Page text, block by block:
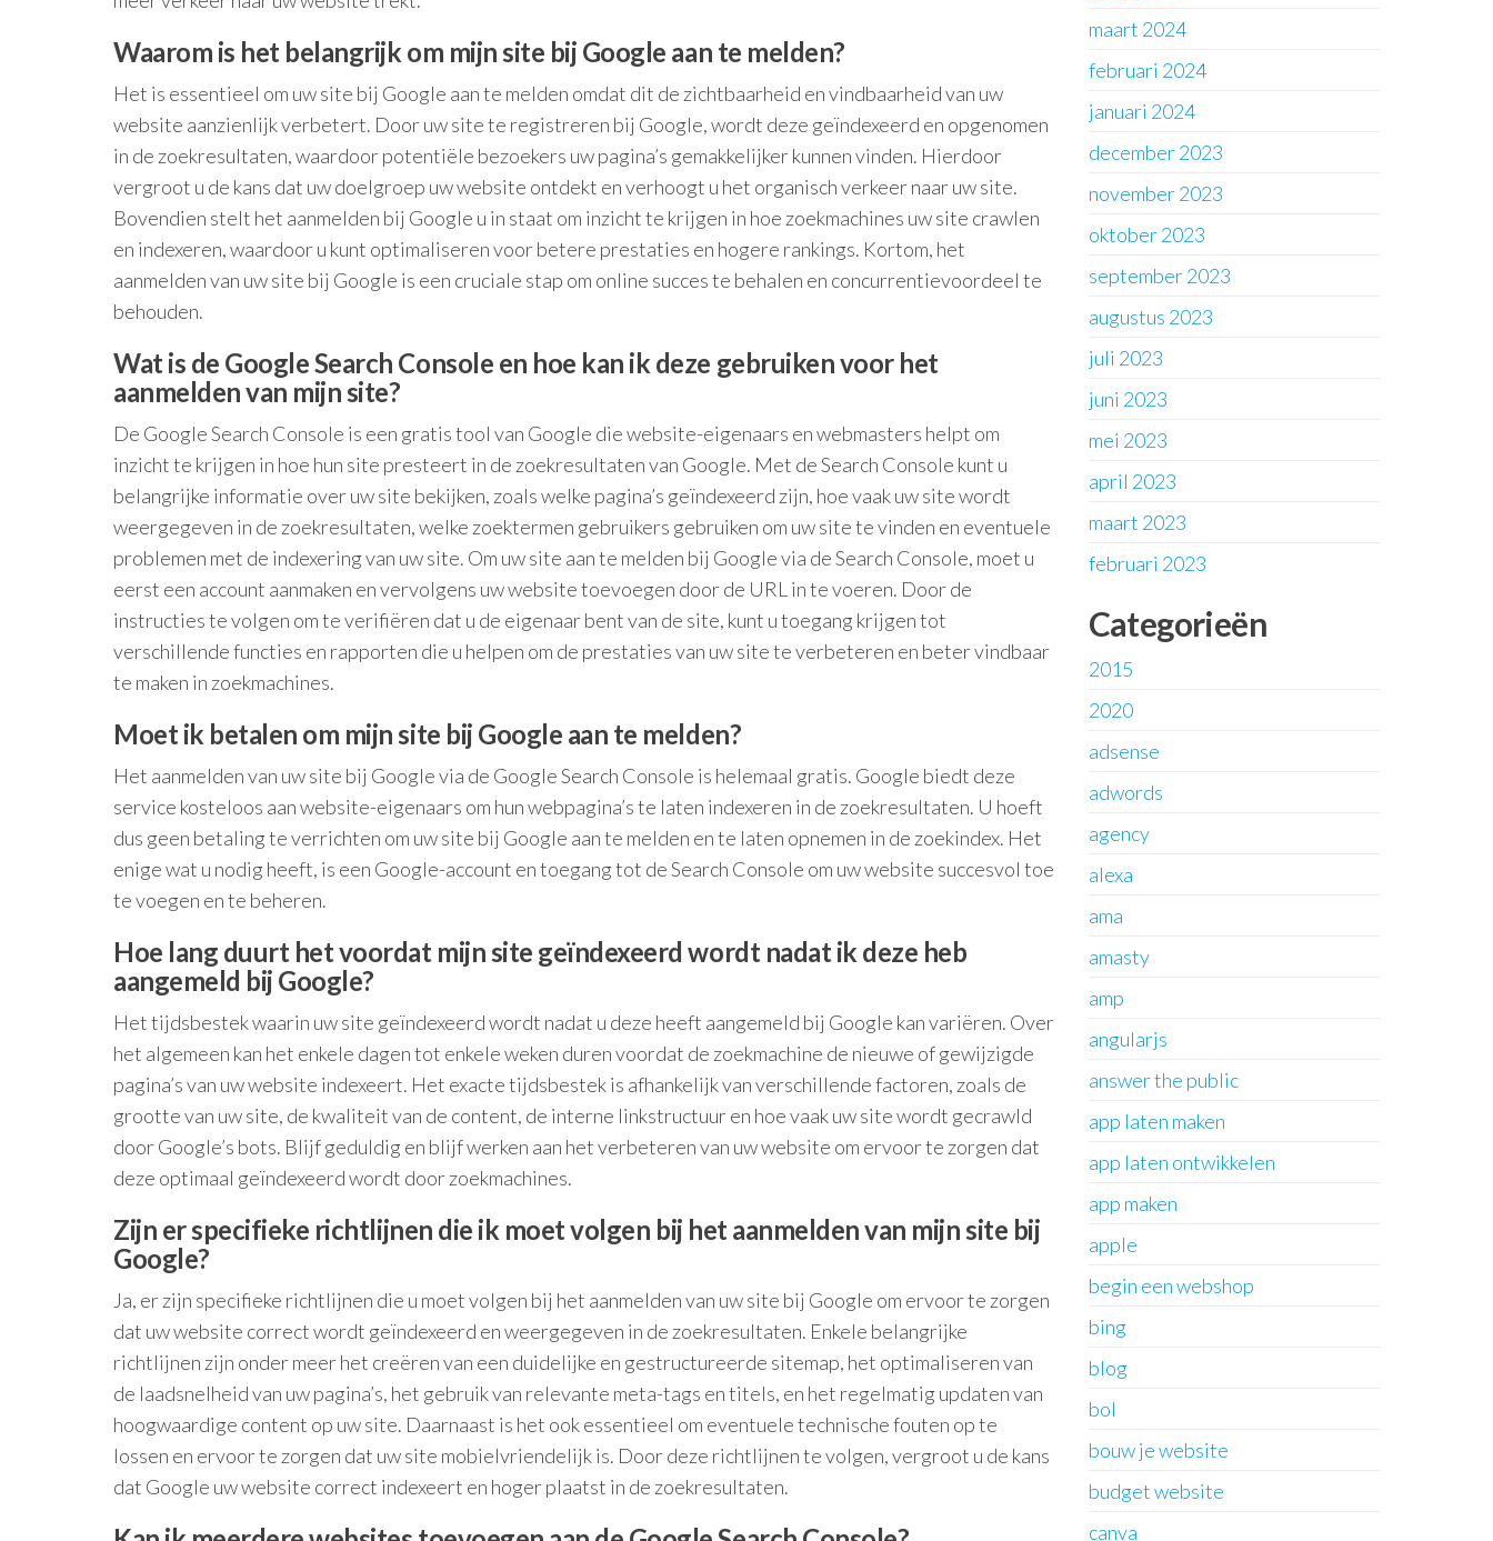
Waarom is het belangrijk om mijn site bij Google aan te melden?
Het is essentieel om uw site bij Google aan te melden omdat dit de zichtbaarheid en vindbaarheid van uw
website aanzienlijk verbetert. Door uw site te registreren bij Google, wordt deze geïndexeerd en opgenomen
in de zoekresultaten, waardoor potentiële bezoekers uw pagina’s gemakkelijker kunnen vinden. Hierdoor
vergroot u de kans dat uw doelgroep uw website ontdekt en verhoogt u het organisch verkeer naar uw site.
Bovendien stelt het aanmelden bij Google u in staat om inzicht te krijgen in hoe zoekmachines uw site crawlen
en indexeren, waardoor u kunt optimaliseren voor betere prestaties en hogere rankings. Kortom, het
aanmelden van uw site bij Google is een cruciale stap om online succes te behalen en concurrentievoordeel te
behouden.
Wat is de Google Search Console en hoe kan ik deze gebruiken voor het
aanmelden van mijn site?
De Google Search Console is een gratis tool van Google die website-eigenaars en webmasters helpt om
inzicht te krijgen in hoe hun site presteert in de zoekresultaten van Google. Met de Search Console kunt u
belangrijke informatie over uw site bekijken, zoals welke pagina’s geïndexeerd zijn, hoe vaak uw site wordt
weergegeven in de zoekresultaten, welke zoektermen gebruikers gebruiken om uw site te vinden en eventuele
problemen met de indexering van uw site. Om uw site aan te melden bij Google via de Search Console, moet u
eerst een account aanmaken en vervolgens uw website toevoegen door de URL in te voeren. Door de
instructies te volgen om te verifiëren dat u de eigenaar bent van de site, kunt u toegang krijgen tot
verschillende functies en rapporten die u helpen om de prestaties van uw site te verbeteren en beter vindbaar
te maken in zoekmachines.
Moet ik betalen om mijn site bij Google aan te melden?
Het aanmelden van uw site bij Google via de Google Search Console is helemaal gratis. Google biedt deze
service kosteloos aan website-eigenaars om hun webpagina’s te laten indexeren in de zoekresultaten. U hoeft
dus geen betaling te verrichten om uw site bij Google aan te melden en te laten opnemen in de zoekindex. Het
enige wat u nodig heeft, is een Google-account en toegang tot de Search Console om uw website succesvol toe
te voegen en te beheren.
Hoe lang duurt het voordat mijn site geïndexeerd wordt nadat ik deze heb
aangemeld bij Google?
Het tijdsbestek waarin uw site geïndexeerd wordt nadat u deze heeft aangemeld bij Google kan variëren. Over
het algemeen kan het enkele dagen tot enkele weken duren voordat de zoekmachine de nieuwe of gewijzigde
pagina’s van uw website indexeert. Het exacte tijdsbestek is afhankelijk van verschillende factoren, zoals de
grootte van uw site, de kwaliteit van de content, de interne linkstructuur en hoe vaak uw site wordt gecrawld
door Google’s bots. Blijf geduldig en blijf werken aan het verbeteren van uw website om ervoor te zorgen dat
deze optimaal geïndexeerd wordt door zoekmachines.
Zijn er specifieke richtlijnen die ik moet volgen bij het aanmelden van mijn site bij
Google?
Ja, er zijn specifieke richtlijnen die u moet volgen bij het aanmelden van uw site bij Google om ervoor te zorgen
dat uw website correct wordt geïndexeerd en weergegeven in de zoekresultaten. Enkele belangrijke
richtlijnen zijn onder meer het creëren van een duidelijke en gestructureerde sitemap, het optimaliseren van
de laadsnelheid van uw pagina’s, het gebruik van relevante meta-tags en titels, en het regelmatig updaten van
hoogwaardige content op uw site. Daarnaast is het ook essentieel om eventuele technische fouten op te
lossen en ervoor te zorgen dat uw site mobielvriendelijk is. Door deze richtlijnen te volgen, vergroot u de kans
dat Google uw website correct indexeert en hoger plaatst in de zoekresultaten.
maart 2024
februari 2024
januari 2024
december 2023
november 2023
oktober 2023
september 2023
augustus 2023
juli 2023
juni 2023
mei 2023
april 2023
maart 2023
februari 2023
Categorieën
2015
2020
adsense
adwords
agency
alexa
ama
amasty
amp
angularjs
answer the public
app laten maken
app laten ontwikkelen
app maken
apple
begin een webshop
bing
blog
bol
bouw je website
budget website
canva